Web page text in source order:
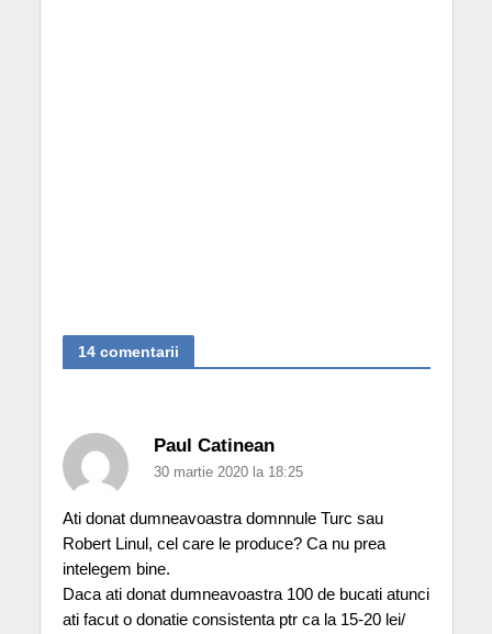
14 comentarii
Paul Catinean
30 martie 2020 la 18:25
Ati donat dumneavoastra domnnule Turc sau
Robert Linul, cel care le produce? Ca nu prea
intelegem bine.
Daca ati donat dumneavoastra 100 de bucati atunci
ati facut o donatie consistenta ptr ca la 15-20 lei/